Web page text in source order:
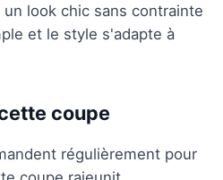
look chic sans contrainte
et le style s'adapte à
coupe
régulièrement pour